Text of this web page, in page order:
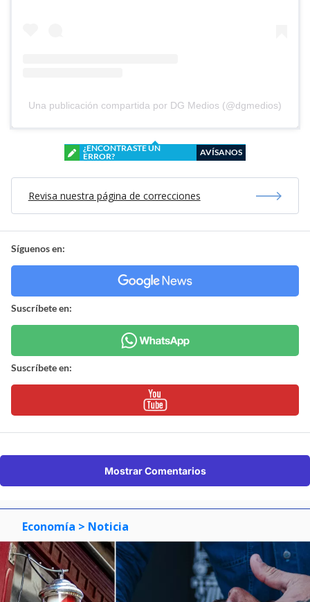
Una publicación compartida por DG Medios (@dgmedios)
¿ENCONTRASTE UN
ERROR?
AVÍSANOS
Revisa nuestra página de correcciones
Síguenos en:
Suscríbete en:
Suscríbete en:
Mostrar Comentarios
Economía > Noticia